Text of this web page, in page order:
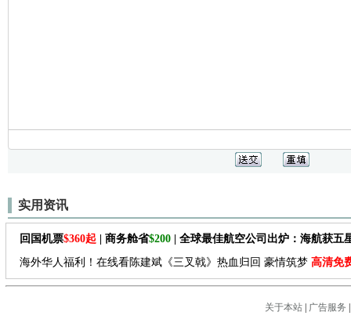
实用资讯
回国机票$360起 | 商务舱省$200 | 全球最佳航空公司出炉：海航获五
海外华人福利！在线看陈建斌《三叉戟》热血归回 豪情筑梦 高清免
关于本站| 广告服务